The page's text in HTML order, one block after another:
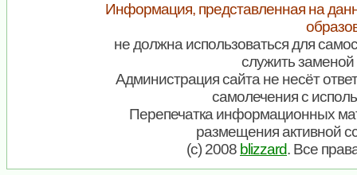
Информация, представленная на
не должна использоваться для
служить заменой
Администрация сайта не несёт
самолечения с
Перепечатка информационных
размещения активной
(c) 2008 blizzard. Все